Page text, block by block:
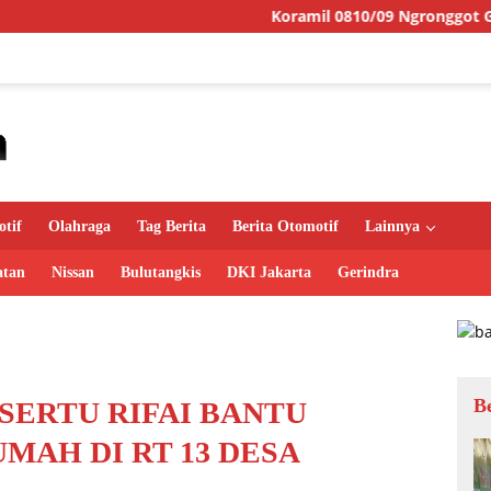
Koramil 0810/09 Ngronggot Gelar Jumat
Olahraga Tag Berita Berita Otomotif Lainnya
Nissan Bulutangkis DKI Jakarta Gerindra
RIFAI BANTU
DI RT 13 DESA